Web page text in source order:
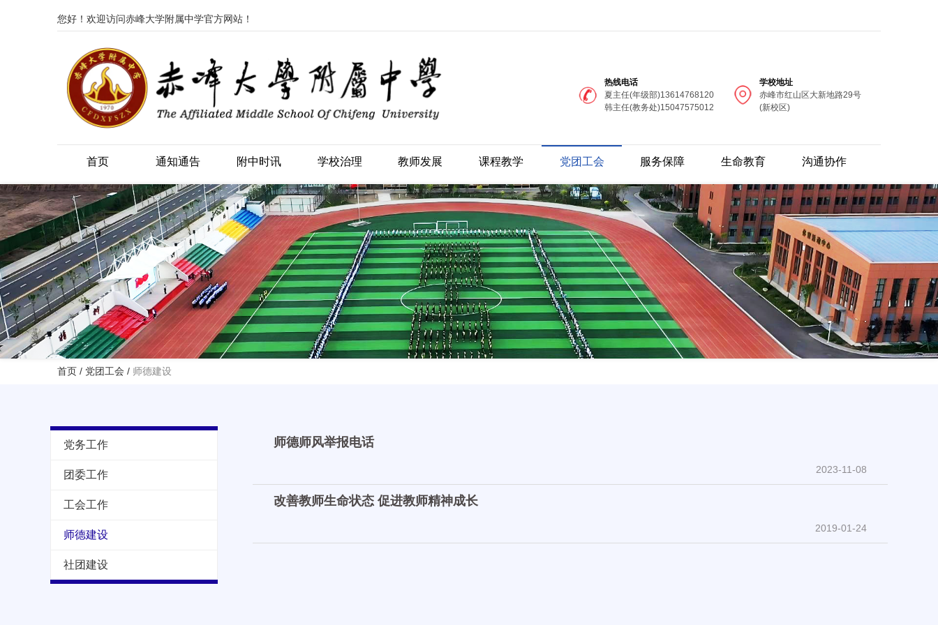
您好！欢迎访问赤峰大学附属中学官方网站！
热线电话
夏主任(年级部)13614768120
韩主任(教务处)15047575012
学校地址
赤峰市红山区大新地路29号
(新校区)
首页 通知通告 附中时讯 学校治理 教师发展 课程教学 党团工会 服务保障 生命教育 沟通协作
首页 / 党团工会 / 师德建设
党务工作
团委工作
工会工作
师德建设
社团建设
师德师风举报电话
2023-11-08
改善教师生命状态 促进教师精神成长
2019-01-24